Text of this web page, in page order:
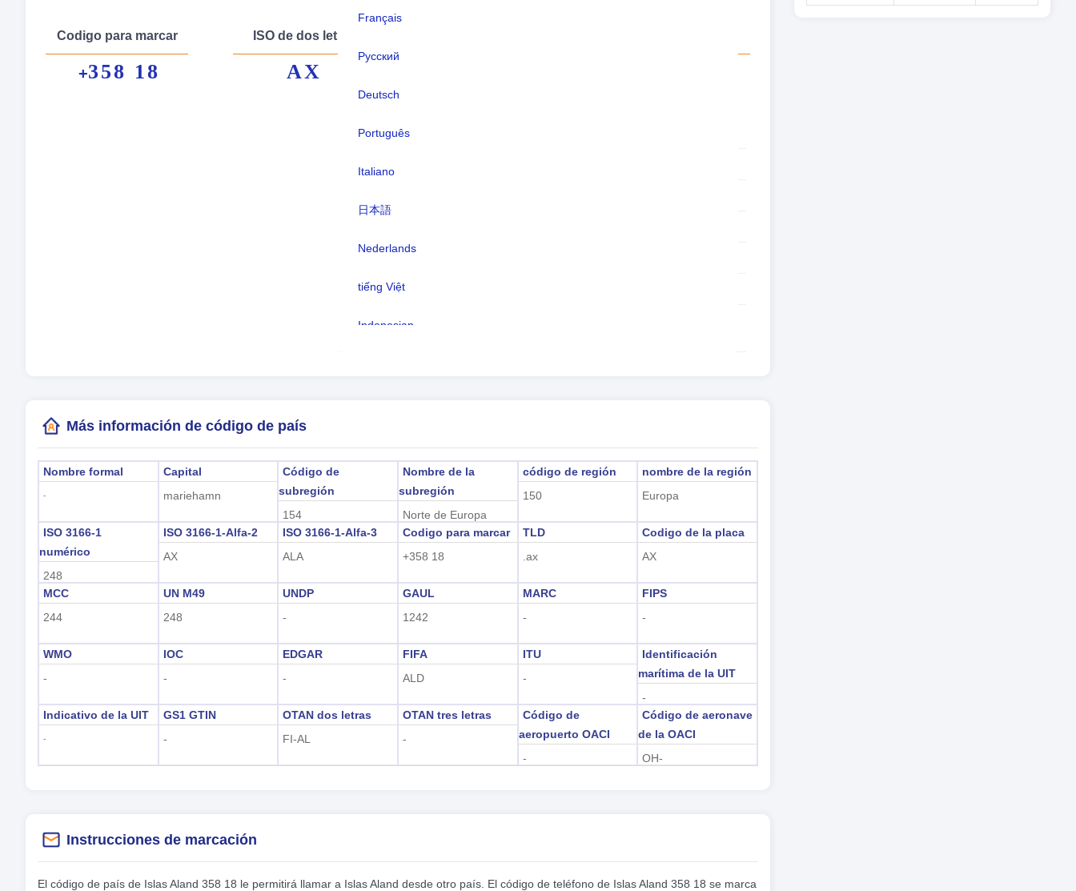
Français
Русский
Deutsch
Português
Italiano
日本語
Nederlands
tiếng Việt
Indonesian
Codigo para marcar
+358 18
ISO de dos letras
AX
Nombre formal:
Zona horaria:
Horario de verano:
Hora local:
Más información de código de país
Nombre formal
-
Capital
mariehamn
Código de
subregión
154
Nombre de la
subregión
Norte de Europa
código de región
150
nombre de la región
Europa
ISO 3166-1
numérico
248
ISO 3166-1-Alfa-2
AX
ISO 3166-1-Alfa-3
ALA
Codigo para marcar
+358 18
TLD
.ax
Codigo de la placa
AX
MCC
244
UN M49
248
UNDP
-
GAUL
1242
MARC
-
FIPS
-
WMO
-
IOC
-
EDGAR
-
FIFA
ALD
ITU
-
Identificación
marítima de la UIT
-
Indicativo de la UIT
-
GS1 GTIN
-
OTAN dos letras
FI-AL
OTAN tres letras
-
Código de
aeropuerto OACI
-
Código de aeronave
de la OACI
OH-
Instrucciones de marcación
El código de país de Islas Aland 358 18 le permitirá llamar a Islas Aland desde otro país. El código de teléfono de Islas Aland 358 18 se marca